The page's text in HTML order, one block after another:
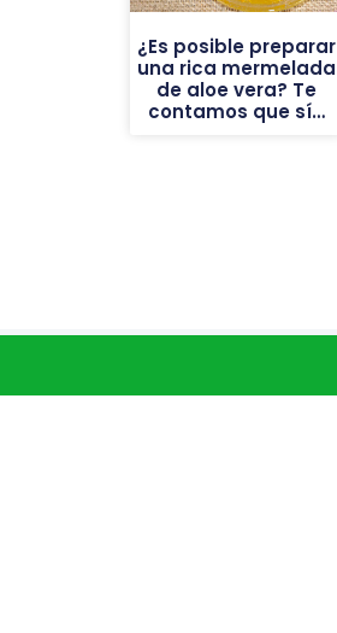
¿Es posible preparar
una rica mermelada
de aloe vera? Te
contamos que sí…